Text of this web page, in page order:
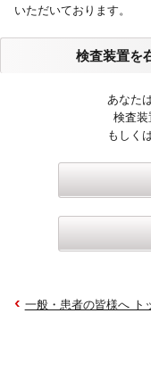
いただいております。
検査装置を
あなた
検査装
もしく
一般・患者の皆様へ ト